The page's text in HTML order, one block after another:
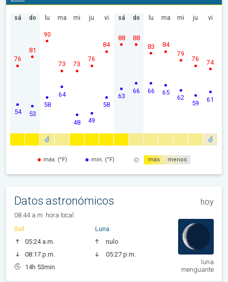
sá
54
76
do
53
81
lu
58
90
ma
64
73
mi
48
73
ju
49
76
vi
58
84
sá
63
88
do
66
88
lu
66
83
ma
65
84
mi
62
79
ju
59
76
vi
61
74
máx. (°F) mín. (°F) más menos
Datos astronómicos hoy
08:44 a.m. hora local
Sol
05:24 a.m.
08:17 p.m.
14h 53min
Luna
nulo
05:27 p.m.
luna
menguante